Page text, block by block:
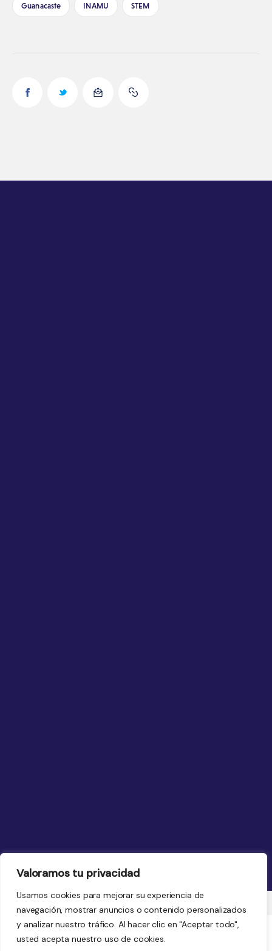
Valoramos tu privacidad
Usamos cookies para mejorar su experiencia de
navegación, mostrar anuncios o contenido personalizados
y analizar nuestro tráfico. Al hacer clic en "Aceptar todo",
usted acepta nuestro uso de cookies.
Guanacaste INAMU STEM
Nooleo.cr © 2026. Derechos Reservados